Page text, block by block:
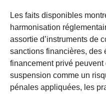
Les faits disponibles
harmonisation
assortie d’instruments de
sanctions financières, des
financement privé peuvent
suspension comme un
pénales appliquées, les